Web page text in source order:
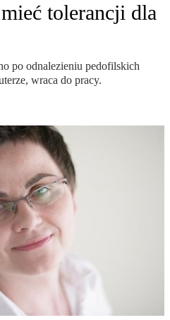
tolerancji dla
po odnalezieniu pedofilskich
wraca do pracy.